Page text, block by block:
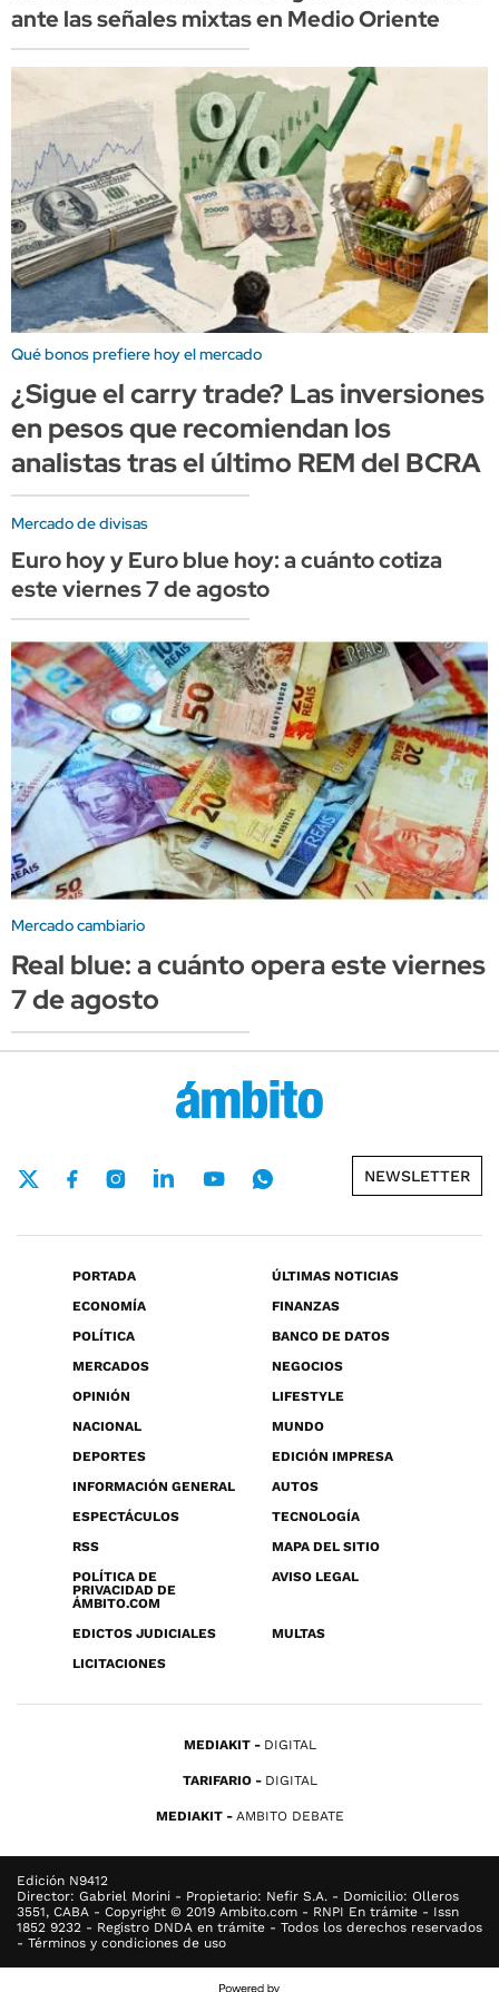
ante las señales mixtas en Medio Oriente
Qué bonos prefiere hoy el mercado
¿Sigue el carry trade? Las inversiones
en pesos que recomiendan los
analistas tras el último REM del BCRA
Mercado de divisas
Euro hoy y Euro blue hoy: a cuánto cotiza
este viernes 7 de agosto
Mercado cambiario
Real blue: a cuánto opera este viernes
7 de agosto
NEWSLETTER
PORTADA
ÚLTIMAS NOTICIAS
ECONOMÍA
FINANZAS
POLÍTICA
BANCO DE DATOS
MERCADOS
NEGOCIOS
OPINIÓN
LIFESTYLE
NACIONAL
MUNDO
DEPORTES
EDICIÓN IMPRESA
INFORMACIÓN GENERAL
AUTOS
ESPECTÁCULOS
TECNOLOGÍA
RSS
MAPA DEL SITIO
POLÍTICA DE
PRIVACIDAD DE
ÁMBITO.COM
AVISO LEGAL
EDICTOS JUDICIALES
MULTAS
LICITACIONES
MEDIAKIT DIGITAL
TARIFARIO DIGITAL
MEDIAKIT AMBITO DEBATE
Edición N9412
Director: Gabriel Morini - Propietario: Nefir S.A. - Domicilio: Olleros
3551, CABA - Copyright © 2019 Ambito.com - RNPI En trámite - Issn
1852 9232 - Registro DNDA en trámite - Todos los derechos reservados
- Términos y condiciones de uso